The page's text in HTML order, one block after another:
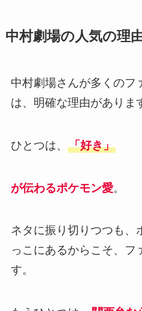
中村劇場の人気の理
中村劇場さんが多くのフ
は、明確な理由がありま
ひとつは、 「好き」
が伝わるポケモン愛。
ネタに振り切りつつも、
っこにあるからこそ、フ
す。